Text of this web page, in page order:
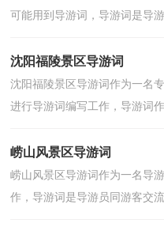
可能用到导游词，导游词是导
沈阳福陵景区导游词
沈阳福陵景区导游词作为一名
进行导游词编写工作，导游词
崂山风景区导游词
崂山风景区导游词作为一名导
作，导游词是导游员同游客交